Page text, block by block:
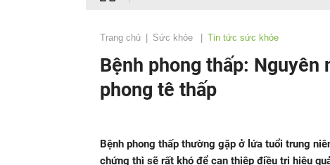
Trang chủ Sức khỏe Tin tức sức khỏe
Bệnh phong thấp:
phong tê thấp
Bệnh phong thấp thường gặp ở lứa tuổi trung
chứng thì sẽ rất khó để can thiệp điều trị hiệu